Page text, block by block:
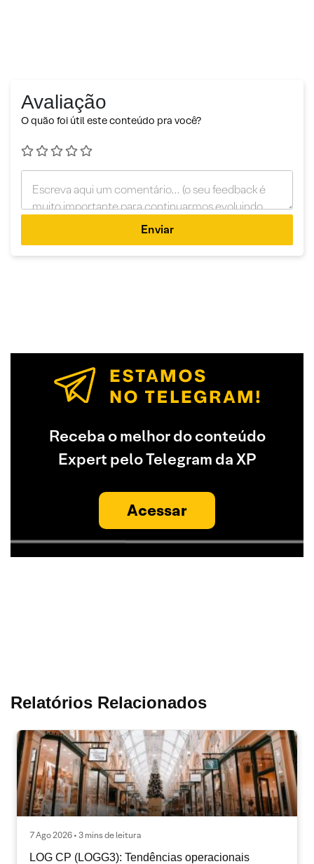
Avaliação
O quão foi útil este conteúdo pra você?
Enviar
Receba o melhor do conteúdo
Expert pelo Telegram da XP
Acessar
Relatórios Relacionados
7 Ago 2026 • 3 mins de leitura
LOG CP (LOGG3): Tendências operacionais